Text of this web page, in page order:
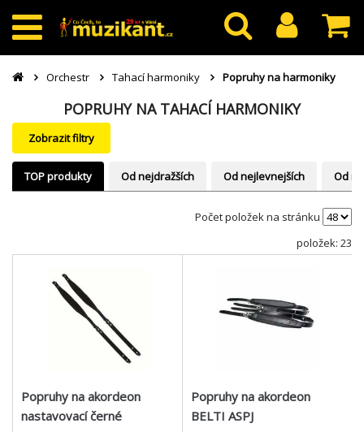
Orchestr Tahací harmoniky Popruhy na harmoniky
POPRUHY NA TAHACÍ HARMONIKY
Zobrazit filtry
TOP produkty Od nejdražších Od nejlevnejších Od
Počet položek na stránku
položek: 23
Popruhy na akordeon
nastavovací černé
Popruhy na akordeon
BELTI ASPJ